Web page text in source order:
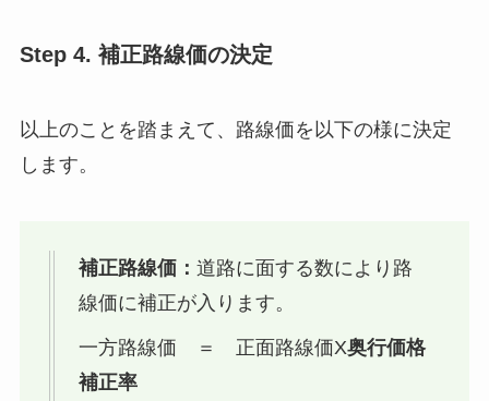
Step 4. 補正路線価の決定
以上のことを踏まえて、路線価を以下の様に決定
します。
補正路線価： 道路に面する数により路
線価に補正が入ります。
一方路線価 ＝ 正面路線価X奥行価格
補正率